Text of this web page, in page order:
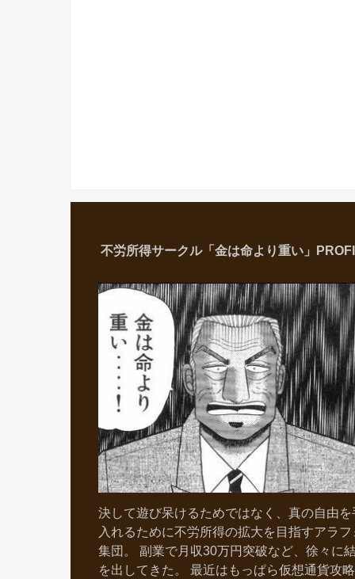
不労所得サークル「金は命より重い」
決して遊び呆けるためではなく、真の自由を
入れるために不労所得の拡大を目指すアラフ
集団。 副業で月収30万円突破など、徐々に
を出してきた。 最近はもっぱら仮想通貨攻